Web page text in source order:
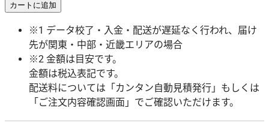
カートに追加
※1 データ校了・入金・配送が遅延なく行われ、届け
先が関東・中部・近畿エリアの場合
※2 金額は目安です。
金額は税込表記です。
配送料については「カンタン自動見積発行」もしくは
「ご注文内容確認画面」でご確認いただけます。